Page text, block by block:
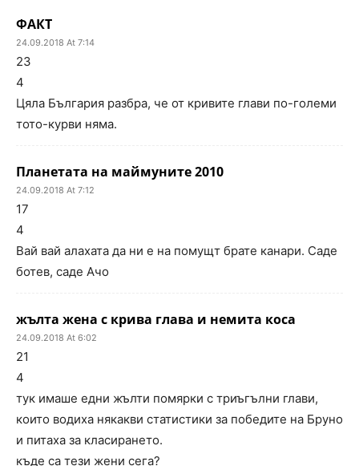
ФАКТ
24.09.2018 At 7:14
23
4
Цяла България разбра, че от кривите глави по-големи
тото-курви няма.
Планетата на маймуните 2010
24.09.2018 At 7:12
17
4
Вай вай алахата да ни е на помущт брате канари. Саде
ботев, саде Ачо
жълта жена с крива глава и немита коса
24.09.2018 At 6:02
21
4
тук имаше едни жълти помярки с триъгълни глави,
които водиха някакви статистики за победите на Бруно
и питаха за класирането.
къде са тези жени сега?